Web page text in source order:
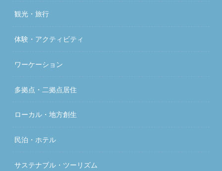
観光・旅行
体験・アクティビティ
ワーケーション
多拠点・二拠点居住
ローカル・地方創生
民泊・ホテル
サステナブル・ツーリズム